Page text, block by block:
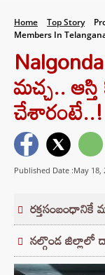
Home Top Story
Members In
మచ్చ..
చేశారంటే..!
Published Date :May 18,
నల్గొండ జిల్లాలో